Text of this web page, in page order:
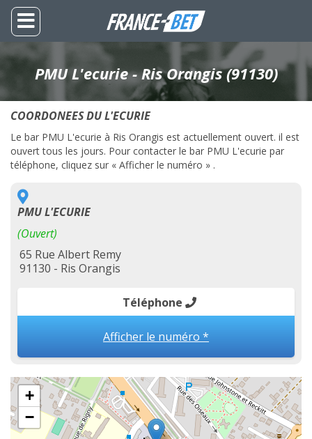
PMU L'ecurie - Ris Orangis (91130)
COORDONEES DU L'ECURIE
Le bar PMU L'ecurie à Ris Orangis est actuellement ouvert. il est
ouvert tous les jours. Pour contacter le bar PMU L'ecurie par
téléphone, cliquez sur « Afficher le numéro » .
PMU L'ECURIE
(Ouvert)
65 Rue Albert Remy
91130 - Ris Orangis
Téléphone
Afficher le numéro *
+
−